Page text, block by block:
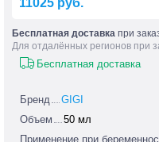
Бесплатная доставка при
Для отдалённых регионов при
Бесплатная доставка
Бренд
GIGI
Объем
50 мл
Применение при